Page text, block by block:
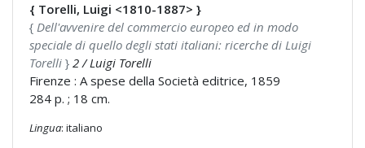
{ Torelli, Luigi <1810-1887> }
{ Dell'avvenire del commercio europeo ed in modo
speciale di quello degli stati italiani: ricerche di Luigi
Torelli } 2 / Luigi Torelli
Firenze : A spese della Società editrice, 1859
284 p. ; 18 cm.
Lingua: italiano